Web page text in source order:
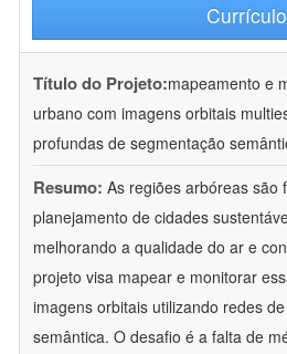
Currículo
Título do Projeto:mapeamento e
urbano com imagens orbitais
profundas de segmentação
Resumo: As regiões arbóreas são
planejamento de cidades
melhorando a qualidade do ar e
projeto visa mapear e monitorar
imagens orbitais utilizando redes
semântica. O desafio é a falta de